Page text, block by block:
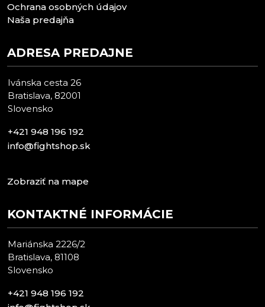
Ochrana osobných údajov
Naša predajňa
ADRESA PREDAJNE
Ivánska cesta 26
Bratislava, 82001
Slovensko
+421 948 196 192
info@fightshop.sk
Zobraziť na mape
KONTAKTNÉ INFORMÁCIE
Mariánska 2226/2
Bratislava, 81108
Slovensko
+421 948 196 192